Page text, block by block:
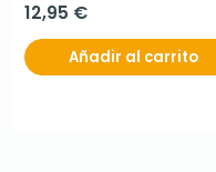
12,95 €
Añadir al carrito